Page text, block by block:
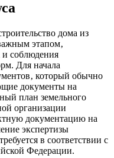
дома из
этапом‚
соблюдения
Для начала
который обычно
документы на
план земельного
организации
документацию на
экспертизы
в соответствии с
Федерации.